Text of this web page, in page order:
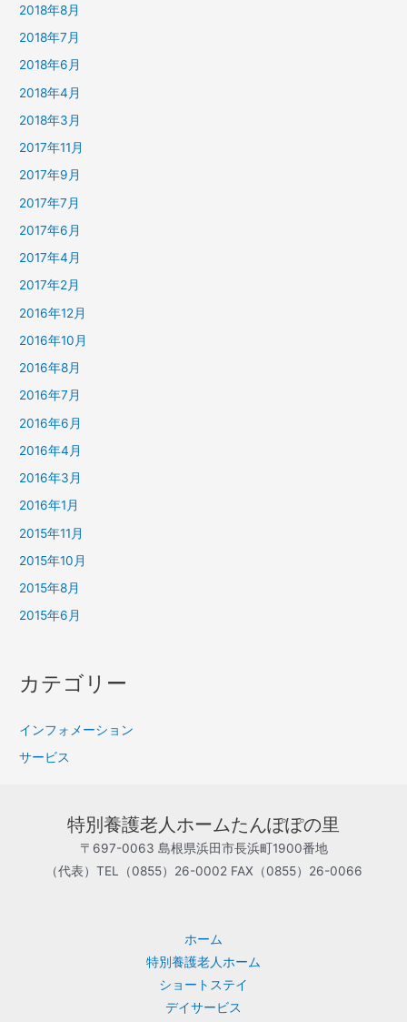
2018年8月
2018年7月
2018年6月
2018年4月
2018年3月
2017年11月
2017年9月
2017年7月
2017年6月
2017年4月
2017年2月
2016年12月
2016年10月
2016年8月
2016年7月
2016年6月
2016年4月
2016年3月
2016年1月
2015年11月
2015年10月
2015年8月
2015年6月
カテゴリー
インフォメーション
サービス
特別養護老人ホームたんぽぽの里
〒697-0063 島根県浜田市長浜町1900番地
（代表）TEL（0855）26-0002 FAX（0855）26-0066
ホーム
特別養護老人ホーム
ショートステイ
デイサービス